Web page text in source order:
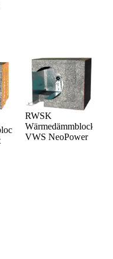
RWSK
Wärmedämmblock
VWS NeoPower